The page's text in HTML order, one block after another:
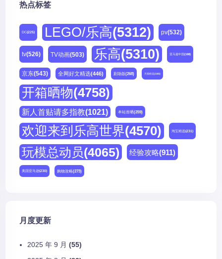
热点标签
DC(225) LEGO/乐高(5312) pv(532)
tv(526) TV动画(503) 乐高(5310) 亚马逊中国(188)
京东(543) 全网好文精选(446) 剧场版(268) 天猫精选(180)
开箱晒物(4758)
新人首贴请多指教(1021) 本站首晒(259)
欢迎来到乐高世界(4570) 淘宝精选(231)
玩模总动员(4065) 经验攻略(911)
美国亚马逊(230) 购物攻略(273)
月度更新
2025 年 9 月 (55)